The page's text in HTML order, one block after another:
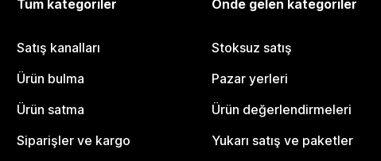
Tüm kategoriler
Satış kanalları
Ürün bulma
Ürün satma
Siparişler ve kargo
Önde gelen kategoriler
Stoksuz satış
Pazar yerleri
Ürün değerlendirmeleri
Yukarı satış ve paketler